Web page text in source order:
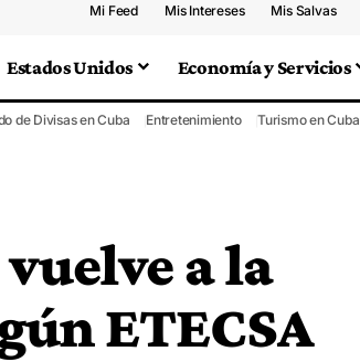
Mi Feed Mis Intereses Mis Salvas
Estados Unidos Economía y Servicios
de Divisas en Cuba Entretenimiento Turismo en Cuba
a la
ETECSA